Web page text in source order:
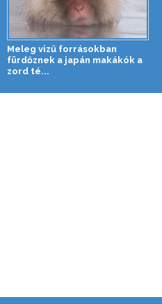
Meleg vizű forrásokban
fürdőznek a japán makákók a
zord té...